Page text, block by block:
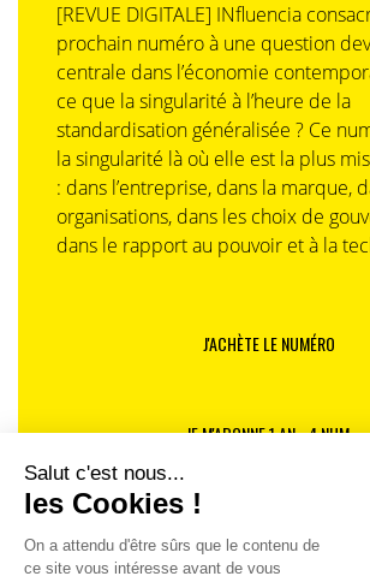
[REVUE DIGITALE] INfluencia
prochain numéro à une question
centrale dans l’économie
ce que la singularité à l’heure de la
standardisation généralisée ? Ce
la singularité là où elle est la plus
: dans l’entreprise, dans la marque,
organisations, dans les choix de
dans le rapport au pouvoir et à la
J'ACHÈTE LE NUMÉRO
JE M'ABONNE 1 AN - 4 NUM.
JE DÉCOUVRE LES NUMÉROS